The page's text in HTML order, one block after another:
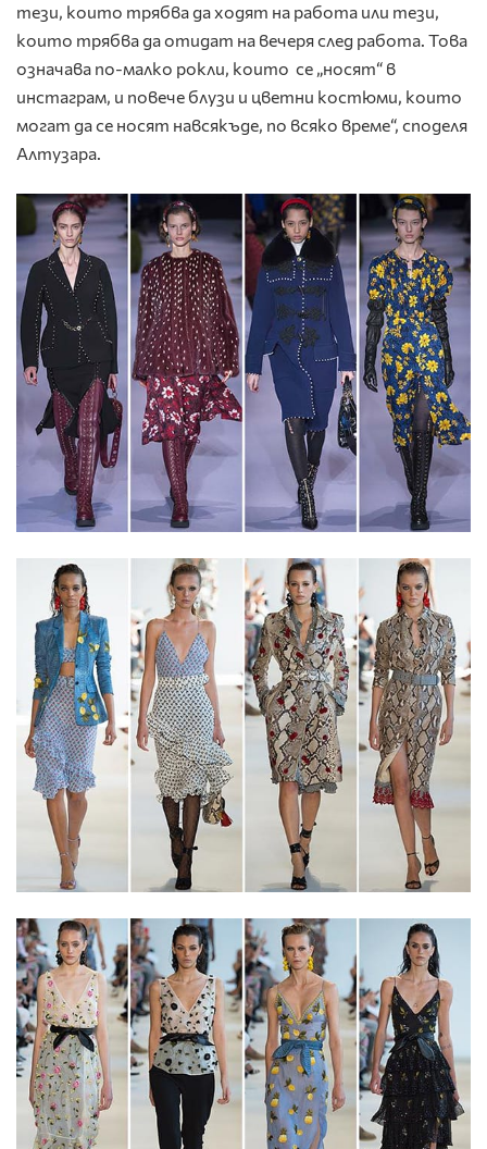
тези, които трябва да ходят на работа или тези,
които трябва да отидат на вечеря след работа. Това
означава по-малко рокли, които се „носят“ в
инстаграм, и повече блузи и цветни костюми, които
могат да се носят навсякъде, по всяко време“, споделя
Алтузара.